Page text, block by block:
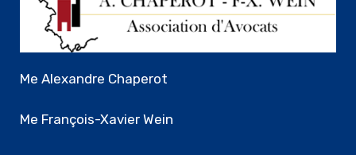
Me Alexandre Chaperot
Me François-Xavier Wein